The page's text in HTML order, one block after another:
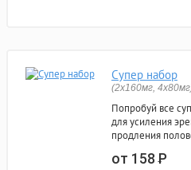
Супер набор
(2х160мг,
Попробуй все
для усиления
продления
от 158Р